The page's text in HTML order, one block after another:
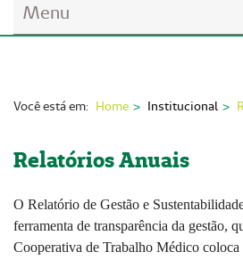
Menu
Imprensa
Institucional
Fale Conosco
Você está em: Home Institucional
Relatórios Anuais
O Relatório de Gestão e
ferramenta de transparência da gestão,
Cooperativa de Trabalho Médico coloca